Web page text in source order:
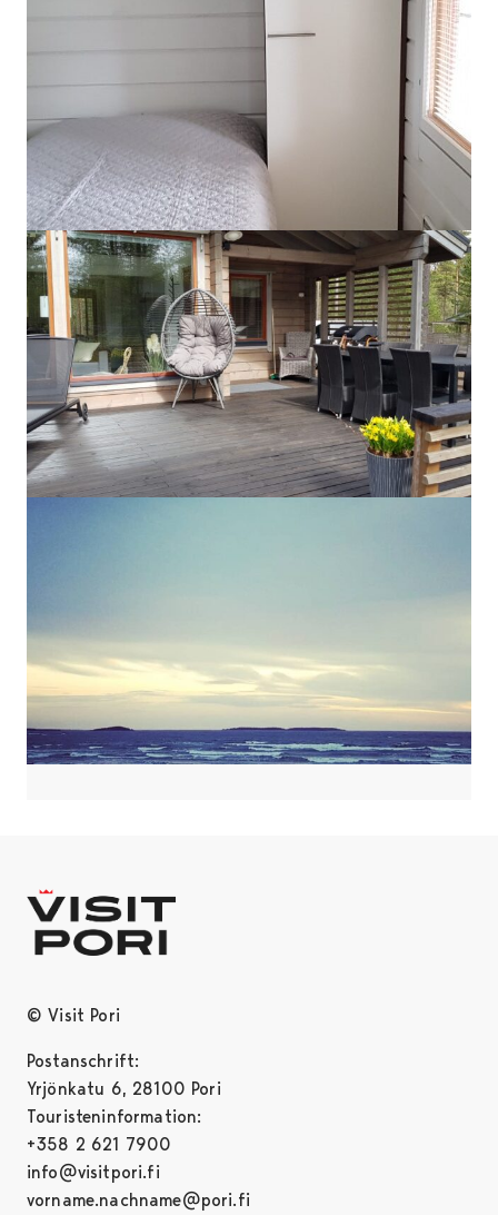
© Visit Pori
Postanschrift:
Yrjönkatu 6, 28100 Pori
Touristeninformation:
+358 2 621 7900
info@visitpori.fi
vorname.nachname@pori.fi